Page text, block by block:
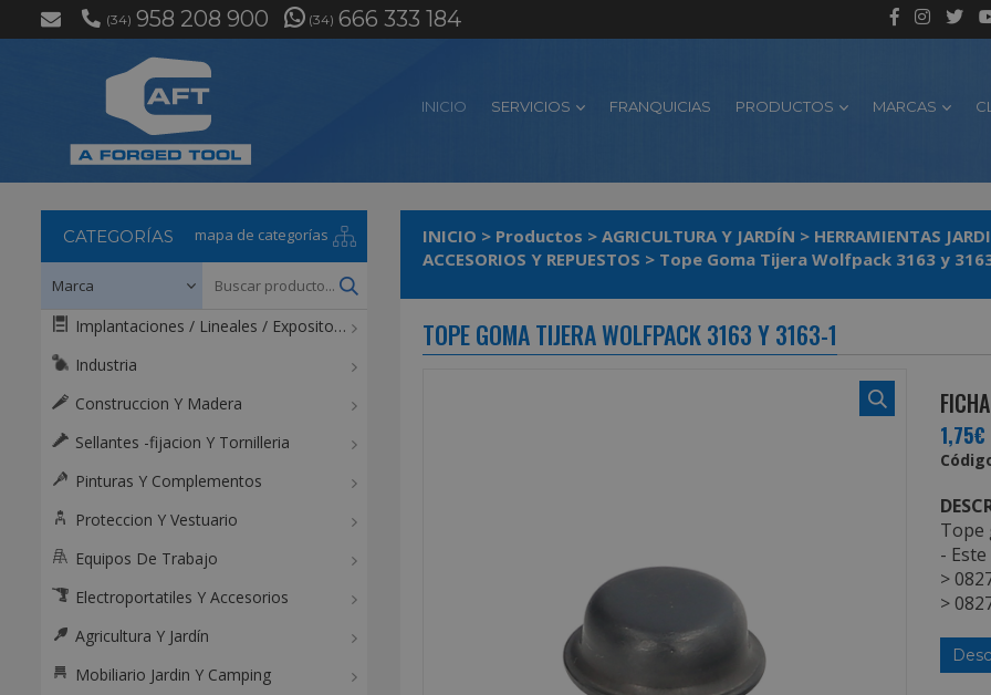
(34) 958 208 900 (34) 666 333 184
INICIO SERVICIOS FRANQUICIAS PRODUCTOS MARCAS
INICIO > Productos > AGRICULTURA Y JARDÍN > HERRAMIENTAS
ACCESORIOS Y REPUESTOS > Tope Goma Tijera Wolfpack 3163 y
TOPE GOMA TIJERA WOLFPACK 3163 Y 3163-1
1,75€
Tope
-
>
>
CATEGORÍAS mapa de categorías
Implantaciones / Lineales / Expositores / Mostradores
Industria
Construccion Y Madera
Sellantes -fijacion Y Tornilleria
Pinturas Y Complementos
Proteccion Y Vestuario
Equipos De Trabajo
Electroportatiles Y Accesorios
Agricultura Y Jardín
Mobiliario Jardin Y Camping